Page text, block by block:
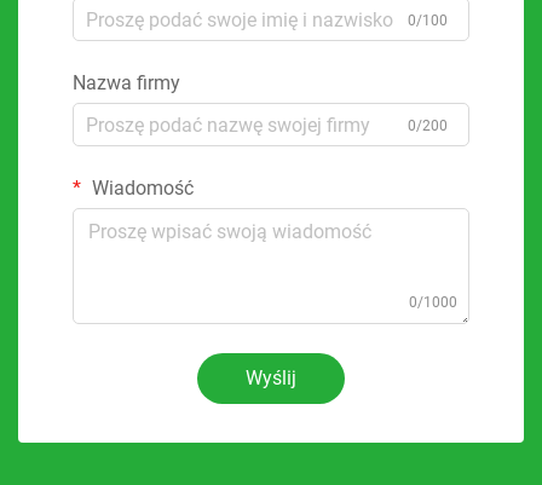
0/100
Nazwa firmy
0/200
Wiadomość
0/1000
Wyślij